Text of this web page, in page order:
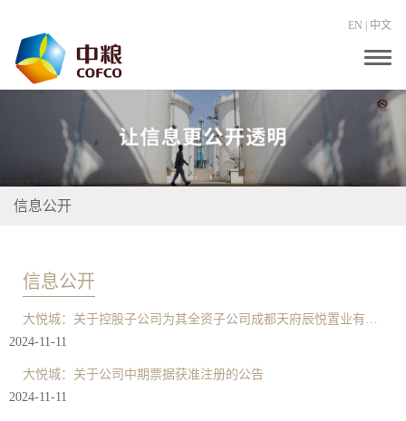
EN 中文
T
g
g
v
信息公开
信息公开
2024-11-11
大悦城：关于公司中期票据获准注册的公告
2024-11-11